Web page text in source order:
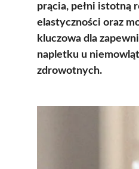
prącia, pełni istotną
elastyczności oraz
kluczowa dla
napletku u
zdrowotnych.